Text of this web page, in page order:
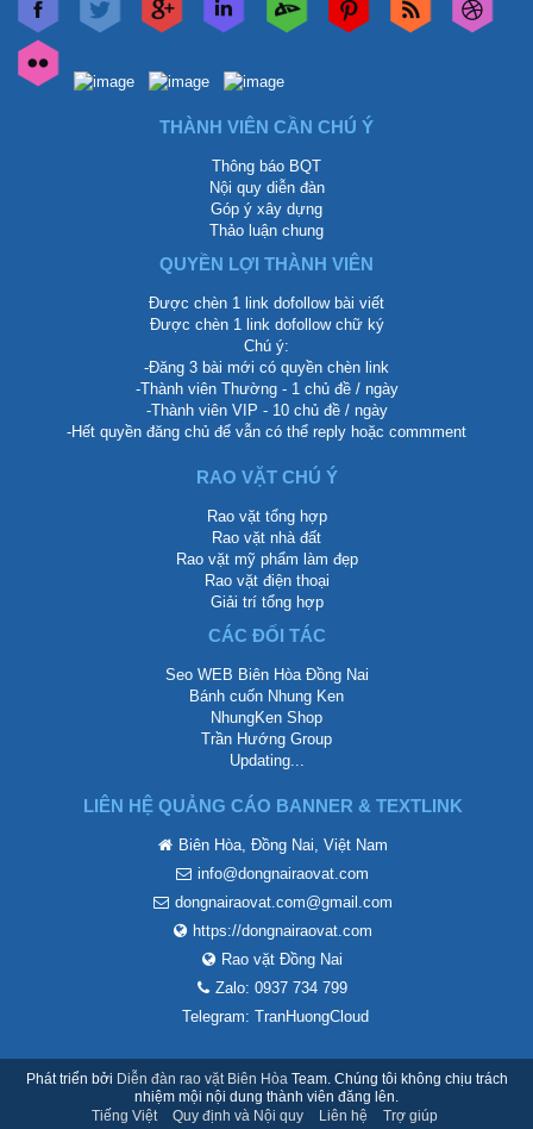
THÀNH VIÊN CẦN CHÚ Ý
Thông báo BQT
Nội quy diễn đàn
Góp ý xây dựng
Thảo luận chung
QUYỀN LỢI THÀNH VIÊN
Được chèn 1 link dofollow bài viết
Được chèn 1 link dofollow chữ ký
Chú ý:
-Đăng 3 bài mới có quyền chèn link
-Thành viên Thường - 1 chủ đề / ngày
-Thành viên VIP - 10 chủ đề / ngày
-Hết quyền đăng chủ để vẫn có thể reply hoặc commment
RAO VẶT CHÚ Ý
Rao vặt tổng hợp
Rao vặt nhà đất
Rao vặt mỹ phẩm làm đẹp
Rao vặt điện thoại
Giải trí tổng hợp
CÁC ĐỐI TÁC
Seo WEB Biên Hòa Đồng Nai
Bánh cuốn Nhung Ken
NhungKen Shop
Trần Hướng Group
Updating...
LIÊN HỆ QUẢNG CÁO BANNER & TEXTLINK
Biên Hòa, Đồng Nai, Việt Nam
info@dongnairaovat.com
dongnairaovat.com@gmail.com
https://dongnairaovat.com
Rao vặt Đồng Nai
Zalo: 0937 734 799
Telegram: TranHuongCloud
Phát triển bởi Diễn đàn rao vặt Biên HòaTeam. Chúng tôi không chịu trách
nhiệm mội nội dung thành viên đăng lên.
Tiếng Việt
Quy định và Nội quy Liên hệ Trợ giúp